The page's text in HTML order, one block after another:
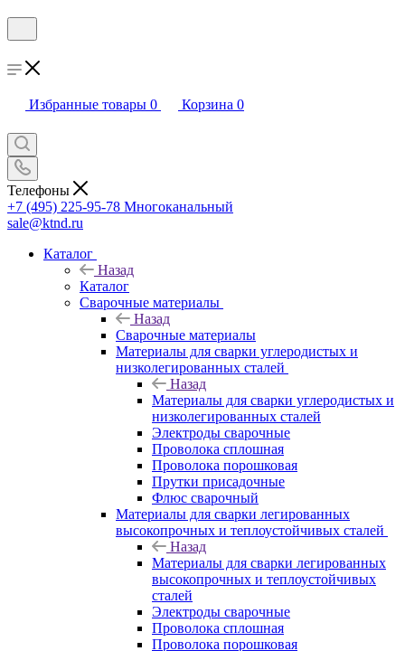
Избранные товары 0 Корзина 0
Телефоны
+7 (495) 225-95-78 Многоканальный
sale@ktnd.ru
Каталог
Назад
Каталог
Сварочные материалы
Назад
Сварочные материалы
Материалы для сварки углеродистых и
низколегированных сталей
Назад
Материалы для сварки углеродистых и
низколегированных сталей
Электроды сварочные
Проволока сплошная
Проволока порошковая
Прутки присадочные
Флюс сварочный
Материалы для сварки легированных
высокопрочных и теплоустойчивых сталей
Назад
Материалы для сварки легированных
высокопрочных и теплоустойчивых
сталей
Электроды сварочные
Проволока сплошная
Проволока порошковая